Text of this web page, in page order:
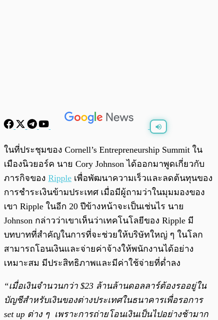
0:00
ในที่ประชุมของ Cornell’s Entrepreneurship Summit ใน
เมืองนิวยอร์ค นาย Cory Johnson ได้ออกมาพูดเกี่ยวกับ
ภารกิจของ Ripple เพื่อพัฒนาความเร็วและลดต้นทุนของ
การชำระเงินข้ามประเทศ เมื่อมีผู้ถามว่าในมุมมองของ
เขา Ripple ในอีก 20 ปีข้างหน้าจะเป็นเช่นไร นาย
Johnson กล่าวว่าเขาเห็นว่าเทคโนโลยีของ Ripple มี
บทบาทที่สำคัญในการที่จะช่วยให้บริษัทใหญ่ ๆ ในโลก
สามารถโอนเงินและจ่ายค่าจ้างให้พนักงานได้อย่าง
เหมาะสม มีประสิทธิภาพและมีค่าใช้จ่ายที่ต่ำลง
“เมื่อเงินจำนวนกว่า $23 ล้านล้านดอลลาร์ต้องรออยู่ใน
บัญชีสำหรับเงินของต่างประเทศในธนาคารเพื่อรอการ
set up ต่าง ๆ เพราะการถ่ายโอนเงินเป็นไปอย่างช้ามาก